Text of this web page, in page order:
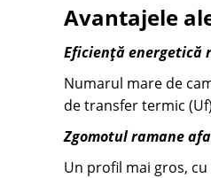
Avantajele
Eficiență energetică
Numarul mare de
de transfer termic
Zgomotul ramane
Un profil mai gros,